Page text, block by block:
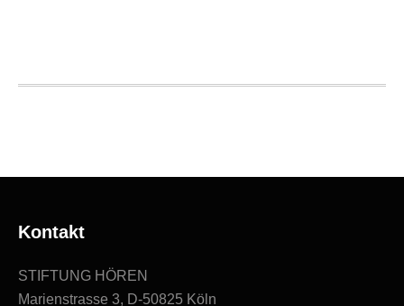
Ausgezeichnete
Kontakt
STIFTUNG HÖREN
Marienstrasse 3, D-50825 Köln